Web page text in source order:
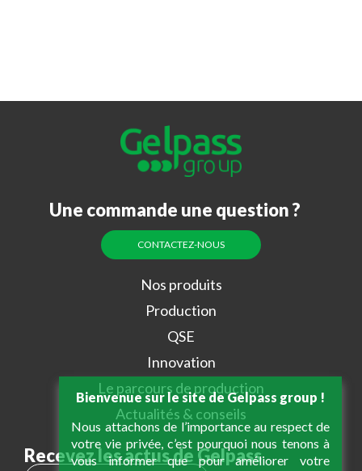
Bienvenue sur le site de Gelpass group !
Nous attachons de l’importance au respect de
votre vie privée, c’est pourquoi nous tenons à
vous informer que pour améliorer votre
Une commande une question ?
CONTACTEZ-NOUS
Nos produits
Production
QSE
Innovation
Le parcours de production
Actualités & conseils
Recevez les actus de Gelpass